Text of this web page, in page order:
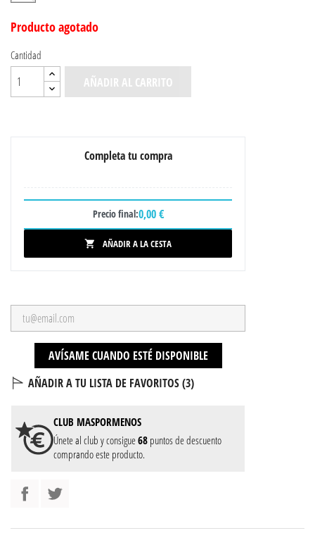
Producto agotado
Cantidad
AÑADIR AL CARRITO
Completa tu compra
Precio final:0,00 €
 AÑADIR A LA CESTA
AVÍSAME CUANDO ESTÉ DISPONIBLE
AÑADIR A TU LISTA DE FAVORITOS (3)
CLUB MASPORMENOS
Únete al club y consigue68 puntos de descuento
comprando este producto.